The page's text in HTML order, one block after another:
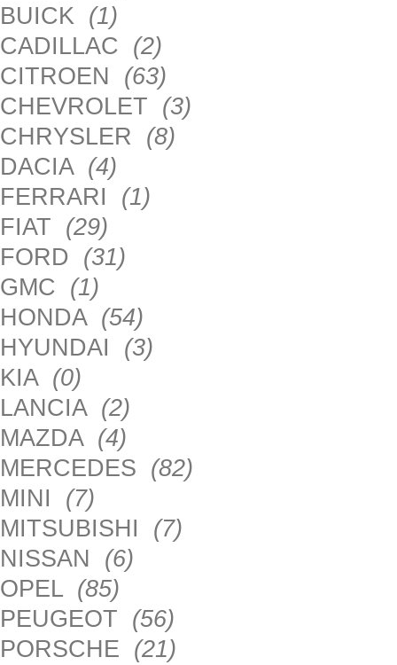
BUICK (1)
CADILLAC (2)
CITROEN (63)
CHEVROLET (3)
CHRYSLER (8)
DACIA (4)
FERRARI (1)
FIAT (29)
FORD (31)
GMC (1)
HONDA (54)
HYUNDAI (3)
KIA (0)
LANCIA (2)
MAZDA (4)
MERCEDES (82)
MINI (7)
MITSUBISHI (7)
NISSAN (6)
OPEL (85)
PEUGEOT (56)
PORSCHE (21)